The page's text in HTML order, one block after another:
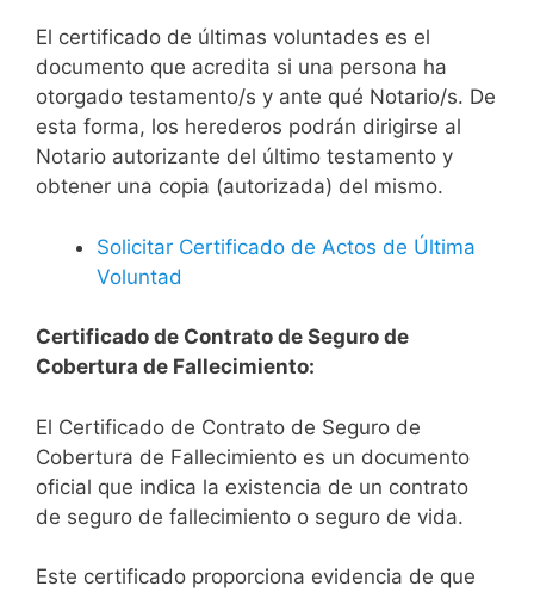
El certificado de últimas voluntades es el
documento que acredita si una persona ha
otorgado testamento/s y ante qué Notario/s. De
esta forma, los herederos podrán dirigirse al
Notario autorizante del último testamento y
obtener una copia (autorizada) del mismo.
Solicitar Certificado de Actos de Última
Voluntad
Certificado de Contrato de Seguro de
Cobertura de Fallecimiento:
El Certificado de Contrato de Seguro de
Cobertura de Fallecimiento es un documento
oficial que indica la existencia de un contrato
de seguro de fallecimiento o seguro de vida.
Este certificado proporciona evidencia de que